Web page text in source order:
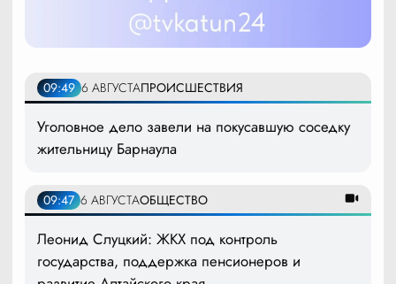
09:49 6 АВГУСТАПРОИСШЕСТВИЯ
Уголовное дело завели на покусавшую соседку
жительницу Барнаула
09:47 6 АВГУСТАОБЩЕСТВО
Леонид Слуцкий: ЖКХ под контроль
государства, поддержка пенсионеров и